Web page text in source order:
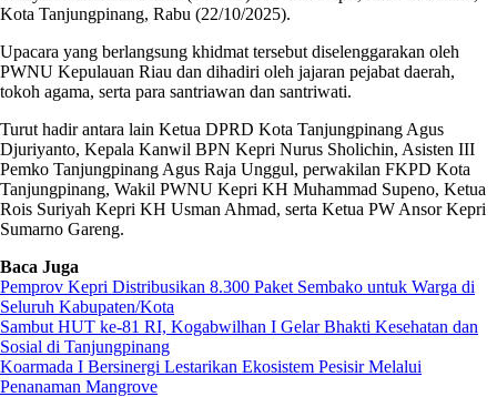
Kota Tanjungpinang, Rabu (22/10/2025).
Upacara yang berlangsung khidmat tersebut diselenggarakan oleh
PWNU Kepulauan Riau dan dihadiri oleh jajaran pejabat daerah,
tokoh agama, serta para santriawan dan santriwati.
Turut hadir antara lain Ketua DPRD Kota Tanjungpinang Agus
Djuriyanto, Kepala Kanwil BPN Kepri Nurus Sholichin, Asisten III
Pemko Tanjungpinang Agus Raja Unggul, perwakilan FKPD Kota
Tanjungpinang, Wakil PWNU Kepri KH Muhammad Supeno, Ketua
Rois Suriyah Kepri KH Usman Ahmad, serta Ketua PW Ansor Kepri
Sumarno Gareng.
Baca Juga
Pemprov Kepri Distribusikan 8.300 Paket Sembako untuk Warga di
Seluruh Kabupaten/Kota
Sambut HUT ke-81 RI, Kogabwilhan I Gelar Bhakti Kesehatan dan
Sosial di Tanjungpinang
Koarmada I Bersinergi Lestarikan Ekosistem Pesisir Melalui
Penanaman Mangrove